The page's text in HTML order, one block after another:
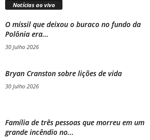
Notícias ao vivo
O míssil que deixou o buraco no fundo da
Polônia era...
30 Julho 2026
Bryan Cranston sobre lições de vida
30 Julho 2026
Família de três pessoas que morreu em um
grande incêndio no...